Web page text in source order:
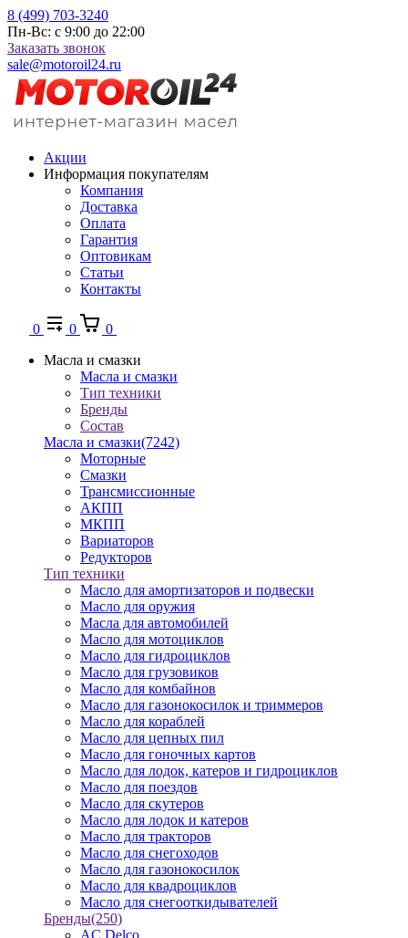
8 (499) 703-3240
Пн-Вс: с 9:00 до 22:00
Заказать звонок
sale@motoroil24.ru
Акции
Информация покупателям
Компания
Доставка
Оплата
Гарантия
Оптовикам
Статьи
Контакты
0 0
0
Масла и смазки
Масла и смазки
Тип техники
Бренды
Состав
Масла и смазки(7242)
Моторные
Смазки
Трансмиссионные
АКПП
МКПП
Вариаторов
Редукторов
Тип техники
Масло для амортизаторов и подвески
Масло для оружия
Масла для автомобилей
Масло для мотоциклов
Масло для гидроциклов
Масло для грузовиков
Масло для комбайнов
Масло для газонокосилок и триммеров
Масло для кораблей
Масло для цепных пил
Масло для гоночных картов
Масло для лодок, катеров и гидроциклов
Масло для поездов
Масло для скутеров
Масло для лодок и катеров
Масло для тракторов
Масло для снегоходов
Масло для газонокосилок
Масло для квадроциклов
Масло для снегооткидывателей
Бренды(250)
AC Delco